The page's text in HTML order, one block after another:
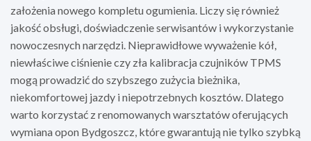
założenia nowego kompletu ogumienia. Liczy się również
jakość obsługi, doświadczenie serwisantów i wykorzystanie
nowoczesnych narzędzi. Nieprawidłowe wyważenie kół,
niewłaściwe ciśnienie czy zła kalibracja czujników TPMS
mogą prowadzić do szybszego zużycia bieżnika,
niekomfortowej jazdy i niepotrzebnych kosztów. Dlatego
warto korzystać z renomowanych warsztatów oferujących
wymiana opon Bydgoszcz, które gwarantują nie tylko szybką